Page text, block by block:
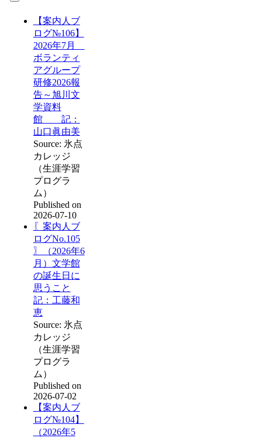
【案内人ブ
ログ№106】
2026年7月
ボランティ
アグループ
研修2026報
告～旭川文
学資料
館 記：
山口眞由美
Source: 氷点
カレッジ
（生涯学習
プログラ
ム）
Published on
2026-07-10
〖案内人ブ
ログNo.105
〗（2026年6
月）文学館
の誕生日に
思うこと
記：工藤和
恵
Source: 氷点
カレッジ
（生涯学習
プログラ
ム）
Published on
2026-07-02
【案内人ブ
ログ№104】
（2026年5